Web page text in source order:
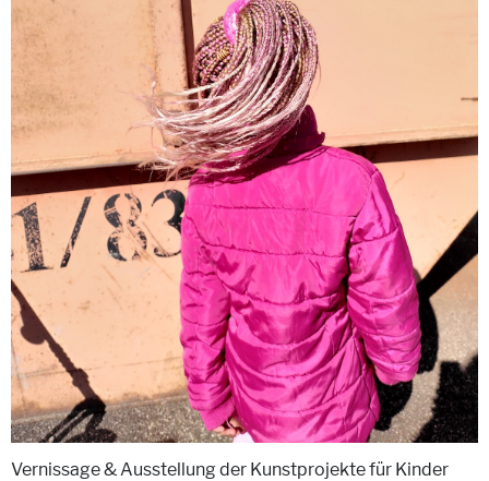
Vernissage & Ausstellung der Kunstprojekte für Kinder